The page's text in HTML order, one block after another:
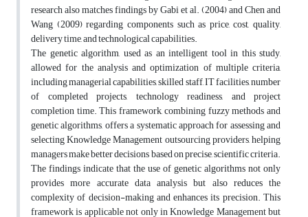
research also matches findings by Gabi et al. (2004) and Chen and
Wang (2009) regarding components such as price, cost, quality,
delivery time, and technological capabilities.
The genetic algorithm, used as an intelligent tool in this study,
allowed for the analysis and optimization of multiple criteria,
including managerial capabilities, skilled staff, IT facilities, number
of completed projects, technology readiness, and project
completion time. This framework, combining fuzzy methods and
genetic algorithms, offers a systematic approach for assessing and
selecting Knowledge Management outsourcing providers, helping
managers make better decisions based on precise, scientific criteria.
The findings indicate that the use of genetic algorithms not only
provides more accurate data analysis but also reduces the
complexity of decision-making and enhances its precision. This
framework is applicable not only in Knowledge Management but